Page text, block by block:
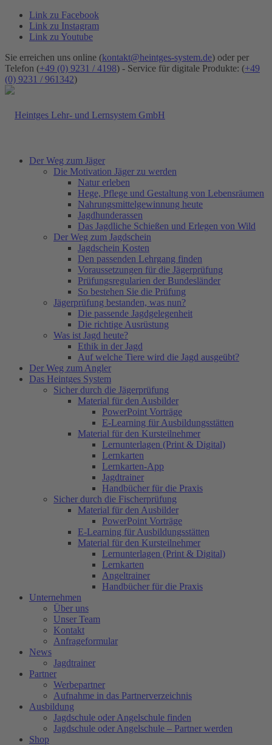
Link zu Facebook
Link zu Instagram
Link zu Youtube
Sie erreichen uns online (kontakt@heintges-system.de) oder per
Telefon (+49 (0) 9231 / 4198) - Service für digitale Produkte: (+49
(0) 9231 / 961342)
Der Weg zum Jäger
Die Motivation Jäger zu werden
Natur erleben
Hege, Pflege und Gestaltung von Lebensräumen
Nahrungsmittelgewinnung heute
Jagdhunderassen
Das Jagdliche Schießen und Erlegen von Wild
Der Weg zum Jagdschein
Jagdschein Kosten
Den passenden Lehrgang finden
Voraussetzungen für die Jägerprüfung
Prüfungsregularien der Bundesländer
So bestehen Sie die Prüfung
Jägerprüfung bestanden, was nun?
Die passende Jagdgelegenheit
Die richtige Ausrüstung
Was ist Jagd heute?
Ethik in der Jagd
Auf welche Tiere wird die Jagd ausgeübt?
Der Weg zum Angler
Das Heintges System
Sicher durch die Jägerprüfung
Material für den Ausbilder
PowerPoint Vorträge
E-Learning für Ausbildungsstätten
Material für den Kursteilnehmer
Lernunterlagen (Print & Digital)
Lernkarten
Lernkarten-App
Jagdtrainer
Handbücher für die Praxis
Sicher durch die Fischerprüfung
Material für den Ausbilder
PowerPoint Vorträge
E-Learning für Ausbildungsstätten
Material für den Kursteilnehmer
Lernunterlagen (Print & Digital)
Lernkarten
Angeltrainer
Handbücher für die Praxis
Unternehmen
Über uns
Unser Team
Kontakt
Anfrageformular
News
Jagdtrainer
Partner
Werbepartner
Aufnahme in das Partnerverzeichnis
Ausbildung
Jagdschule oder Angelschule finden
Jagdschule oder Angelschule – Partner werden
Shop